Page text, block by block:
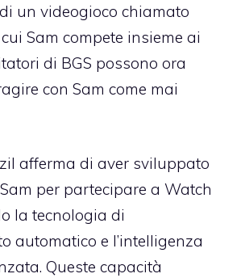
un videogioco chiamato
Sam compete insieme ai
di BGS possono ora
con Sam come mai
afferma di aver sviluppato
per partecipare a Watch
la tecnologia di
automatico e l’intelligenza
Queste capacità